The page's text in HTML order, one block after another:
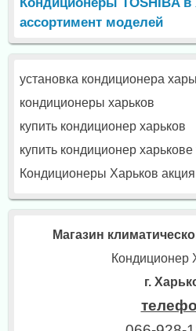
Кондиционеры TOSHIBA
ассортимент моделей
установка кондиционера
кондиционеры харьков
купить кондиционер харьков
купить кондиционер харькове
Кондиционеры Харьков акция
Магазин
Кондиционер
г.